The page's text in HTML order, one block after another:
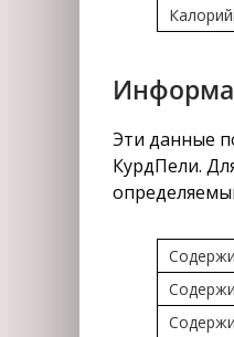
Эти данные
КурдПели.